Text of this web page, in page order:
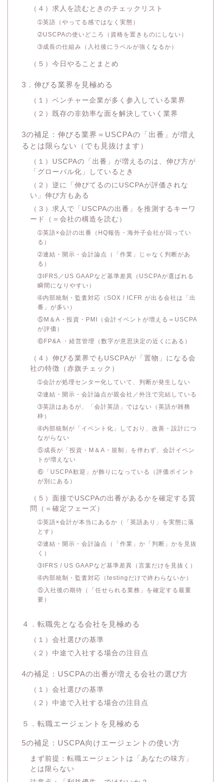
（４）求人を読むときのチェックリスト
➀英語（やってる感ではなく実態）
➁USCPAの使いどころ（資格を置きものにしない）
➂成長の仕組み（入社後にラベルが強くなるか）
（５）今日やることまとめ
3．伸びる業界を見極める
（１）ベンチャー企業が多く参入している業界
（２）既存の非効率な面を解決していく業界
3の補足：伸びる業界＝USCPAの「出番」が増え
るとは限らない（でも見抜けます）
（１）USCPAの「出番」が増えるのは、伸び方が
「グローバル化」しているとき
（２）逆に「伸びてるのにUSCPAが評価されな
い」伸び方もある
（３）求人で「USCPAの出番」を推測するキーワ
ード（＝会社の構造を読む）
➀英語×会計の出番（HQ報告・海外子会社が回ってい
る）
➁連結・開示・会計論点（「作業」じゃなく判断があ
る）
➂IFRS／US GAAPなど基準差異（USCPAが選ばれる
瞬間になりやすい）
➃内部統制・監査対応（SOX / ICFR が出る会社は「出
番」が多い）
⑤M＆A・投資・PMI（会計イベントが増える＝USCPA
が評価）
⑥FP&A ・経営管理（数字が意思決定の近くにある）
（４）伸びる業界でもUSCPAが「置物」になる会
社の特徴（赤旗チェック）
➀会計が処理センター化していて、判断が発生しない
➁連結・開示・会計論点が親会社／外注で完結している
➂英語はあるが、「会計英語」ではない（英語が雑務
枠）
➃内部統制が「イベント化」しており、改善・設計につ
ながらない
⑤成長が「投資・M＆A・規制」を伴わず、会計イベン
トが増えない
⑥「USCPA歓迎」が飾りになっている（評価ポイント
が別にある）
（５）面接でUSCPAの出番があるかを確定する質
問（＝確定フェーズ）
➀英語×会計が本当にあるか（「英語あり」を実態に落
とす）
➁連結・開示・会計論点（「作業」か「判断」かを見抜
く）
➂IFRS / US GAAPなど基準差異（言葉だけを見抜く）
➃内部統制・監査対応（testingだけで終わらないか）
⑤入社後の期待（「任せられる業務」を確定する最重
要）
４．転職先となる会社を見極める
（１）会社選びの基準
（２）中途で入社する場合の注目点
4の補足：USCPAの出番が増える会社の選び方
（１）会社選びの基準
（２）中途で入社する場合の注目点
５．転職エージェントを見極める
5の補足：USCPA向けエージェントの使い方
まず前提：転職エージェントは「あなたの味方」
とは限らない